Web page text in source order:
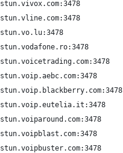
stun.vivox.com:3478
stun.vline.com:3478
stun.vo.lu:3478
stun.vodafone.ro:3478
stun.voicetrading.com:3478
stun.voip.aebc.com:3478
stun.voip.blackberry.com:3478
stun.voip.eutelia.it:3478
stun.voiparound.com:3478
stun.voipblast.com:3478
stun.voipbuster.com:3478